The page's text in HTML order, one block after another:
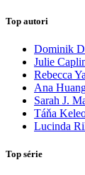
Top autori
Dominik
Julie
Rebecca
Ana
Sarah J.
Táňa
Lucinda
Top série